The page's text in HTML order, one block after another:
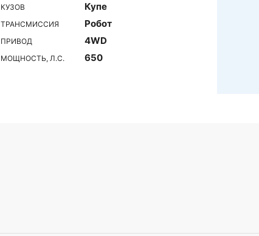
КУЗОВ Купе
ТРАНСМИССИЯ Робот
ПРИВОД 4WD
МОЩНОСТЬ, Л.С. 650